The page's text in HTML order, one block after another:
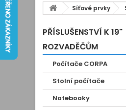
Síťové prvky
PŘÍSLUŠENSTVÍ K 19"
ROZVADĚČŮM
Počítače CORPA
Stolní počítače
Notebooky